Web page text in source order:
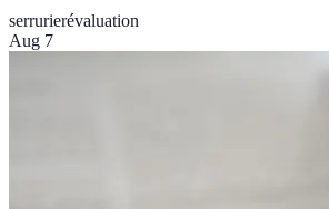
serrurierévaluation
Aug 7